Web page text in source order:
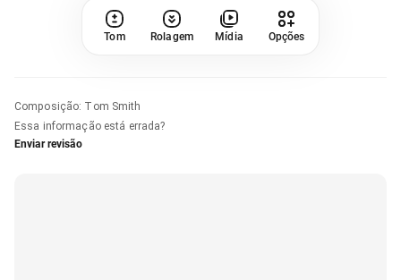
Tom Rolagem Mídia Opções
Composição: Tom Smith
Essa informação está errada?
Enviar revisão